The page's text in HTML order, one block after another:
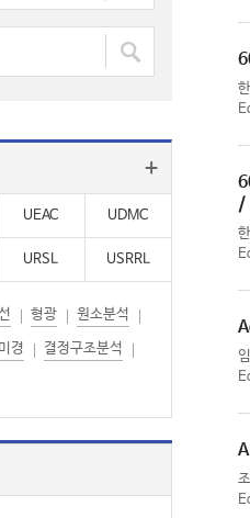
/
UEAC UDMC
URSL USRRL
형광 원소분석
경 결정구조분석